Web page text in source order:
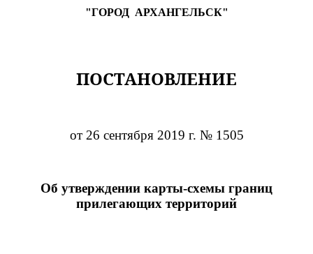
"ГОРОД АРХАНГЕЛЬСК"
ПОСТАНОВЛЕНИЕ
от 26 сентября 2019 г. № 1505
Об утверждении карты-схемы границ
прилегающих территорий